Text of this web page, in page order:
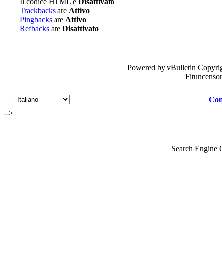
Il codice HTML è
Disattivato
Trackbacks are Attivo
Pingbacks are Attivo
Refbacks are Disattivato
Powered by vBulletin
-->
Search Engine